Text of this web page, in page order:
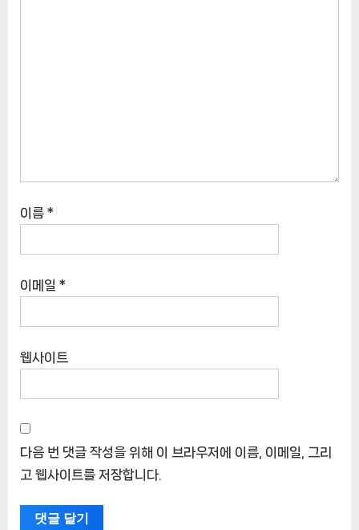
이름 *
이메일 *
웹사이트
다음 번 댓글 작성을 위해 이 브라우저에 이름, 이메일, 그리
고 웹사이트를 저장합니다.